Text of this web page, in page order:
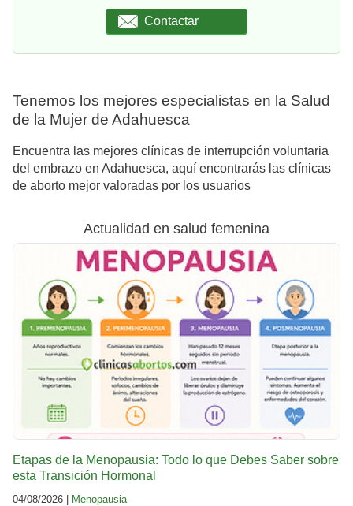
Contactar
Tenemos los mejores especialistas en la Salud
de la Mujer de Adahuesca
Encuentra las mejores clínicas de interrupción voluntaria
del embrazo en Adahuesca, aquí encontrarás las clínicas
de aborto mejor valoradas por los usuarios
Actualidad en salud femenina
Etapas de la Menopausia: Todo lo que Debes Saber sobre
esta Transición Hormonal
04/08/2026 | Menopausia